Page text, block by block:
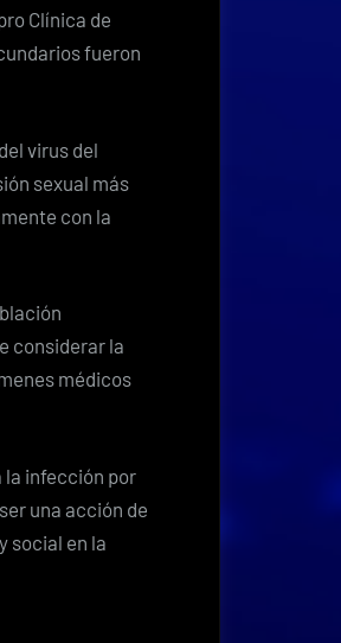
Clínica de
fueron
del virus del
sexual más
con la
considerar la
médicos
la infección por
una acción de
social en la